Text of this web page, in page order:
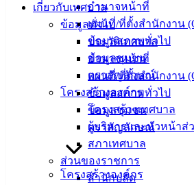
อำนาจหน้าที่
แผนที่/ที่ตั้งสำนักงาน
ข้อมูลสภาพทั่วไป
ข้อมูลชุมชน
ตราสัญลักษณ์
โครงสร้างองค์กร
โครงสร้างเทศบาล
ผู้บริหารและหัวหน้าส่
สภาเทศบาล
ส่วนของราชการ
สำนักปลัด
เกี่ยวกับเทศบาล
ข้อมูลทั่วไป
ประวัติเทศบาล
อำนาจหน้าที่
แผนที่/ที่ตั้งสำนักงาน
ข้อมูลสภาพทั่วไป
ข้อมูลชุมชน
ตราสัญลักษณ์
โครงสร้างองค์กร
ประกาศสำนักงานประมงจั
กำหนดห้วงเวลาให้ผู้ประส
เลี้ยงสัตว์น้ำซึ่งเป็นสาธา
ดิน ประเภทการเพาะเลี้ยง
คำขอรับใบอนุญาต พ.ศ
ตุลาคม 1, 2021ตุลาคม 1, 2021